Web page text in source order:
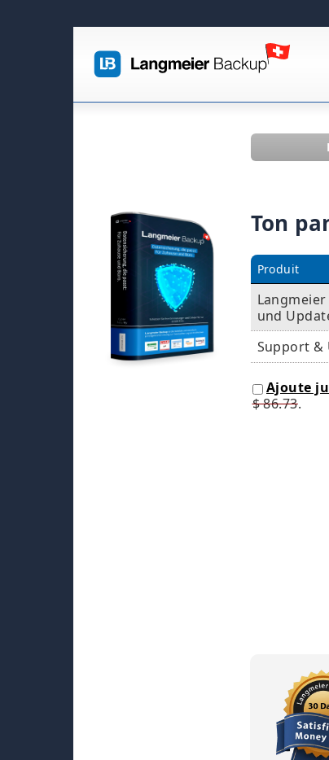
Ton
Produit
und
Support &
Ajoute
$ 86.73.